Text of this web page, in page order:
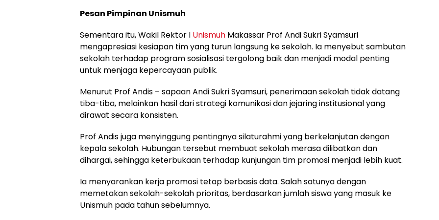
Pesan Pimpinan Unismuh
Sementara itu, Wakil Rektor I Unismuh Makassar Prof Andi Sukri Syamsuri
mengapresiasi kesiapan tim yang turun langsung ke sekolah. Ia menyebut sambutan
sekolah terhadap program sosialisasi tergolong baik dan menjadi modal penting
untuk menjaga kepercayaan publik.
Menurut Prof Andis – sapaan Andi Sukri Syamsuri, penerimaan sekolah tidak datang
tiba-tiba, melainkan hasil dari strategi komunikasi dan jejaring institusional yang
dirawat secara konsisten.
Prof Andis juga menyinggung pentingnya silaturahmi yang berkelanjutan dengan
kepala sekolah. Hubungan tersebut membuat sekolah merasa dilibatkan dan
dihargai, sehingga keterbukaan terhadap kunjungan tim promosi menjadi lebih kuat.
Ia menyarankan kerja promosi tetap berbasis data. Salah satunya dengan
memetakan sekolah-sekolah prioritas, berdasarkan jumlah siswa yang masuk ke
Unismuh pada tahun sebelumnya.